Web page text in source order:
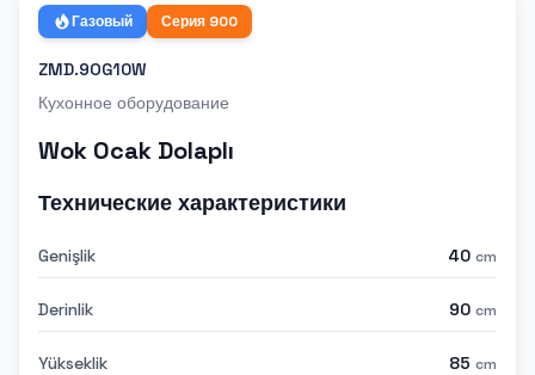
Газовый Серия 900
ZMD.9OG10W
Кухонное оборудование
Wok Ocak Dolaplı
Технические характеристики
Genişlik 40 cm
Derinlik 90 cm
Yükseklik 85 cm